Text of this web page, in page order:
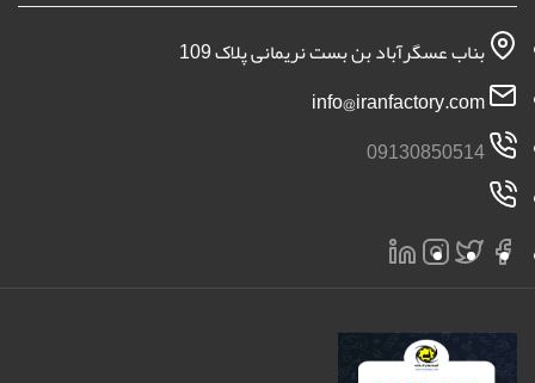
بناب عسگرآباد بن بست نریمانی پلاک 109
09130850514